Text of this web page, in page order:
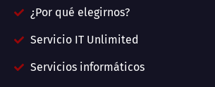
¿Por qué elegirnos?
Servicio IT Unlimited
Servicios informáticos